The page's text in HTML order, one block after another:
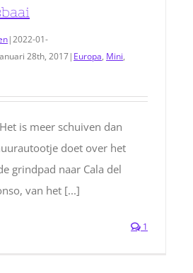
|2022-01-
28th, 2017| Europa, Mini,
is meer schuiven dan
doet over het
grindpad naar Cala del
van het [...]
1